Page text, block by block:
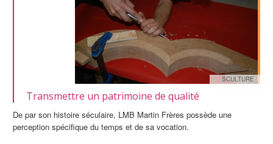
SCULTURE
Transmettre un patrimoine de qualité
De par son histoire séculaire, LMB Martin Frères possède une
perception spécifique du temps et de sa vocation.